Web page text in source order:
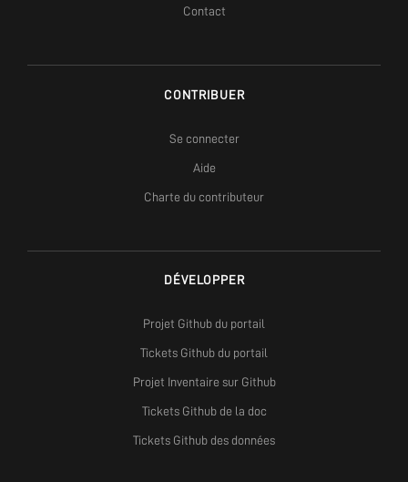
Contact
CONTRIBUER
Se connecter
Aide
Charte du contributeur
DÉVELOPPER
Projet Github du portail
Tickets Github du portail
Projet Inventaire sur Github
Tickets Github de la doc
Tickets Github des données